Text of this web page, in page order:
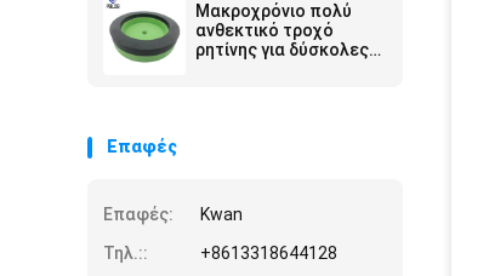
Μακροχρόνιο πολύ
ανθεκτικό τροχό
ρητίνης για δύσκολες
Επαφές
Επαφές:
Kwan
Τηλ.::
+8613318644128